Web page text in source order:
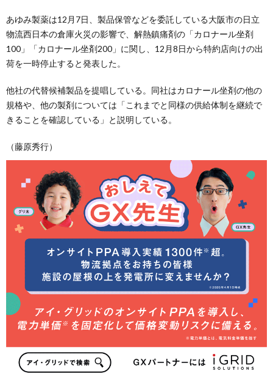
あゆみ製薬は12月7日、製品保管などを委託している大阪市の日立
物流西日本の倉庫火災の影響で、解熱鎮痛剤の「カロナール坐剤
100」「カロナール坐剤200」に関し、12月8日から特約店向けの出
荷を一時停止すると発表した。
他社の代替候補製品を提唱している。同社はカロナール坐剤の他の
規格や、他の製剤については「これまでと同様の供給体制を継続で
きることを確認している」と説明している。
（藤原秀行）